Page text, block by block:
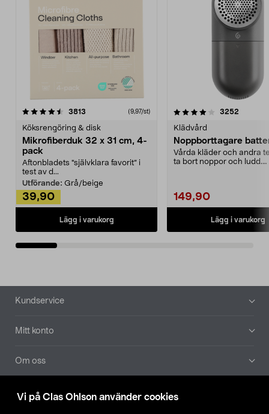
Vi på Clas Ohlson använder cookies
3813 (9,97/st)
Köksrengöring & disk
Mikrofiberduk 32 x 31 cm, 4-
pack
Aftonbladets "självklara favorit” i
test av d...
Utförande: Grå/beige
39,90
Lägg i varukorg
4.0av 5 stjärnor 3252
Klädvård
Noppborttagare
Vårda kläder och andra
ta bort noppor och ludd.
149,90
Lägg i varukorg
4.5av 5 stjärnor
Sidfot
Kundservice
Mitt konto
Om oss
Aktuellt